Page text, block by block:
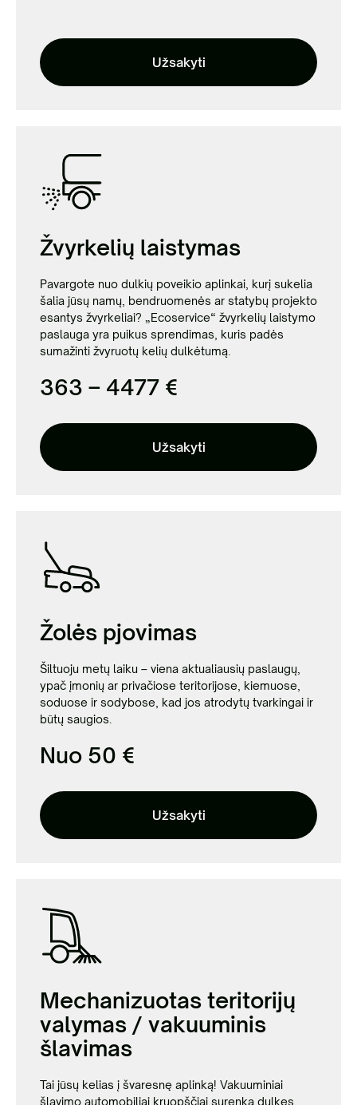
Užsakyti
Žvyrkelių laistymas
Pavargote nuo dulkių poveikio aplinkai, kurį sukelia
šalia jūsų namų, bendruomenės ar statybų projekto
esantys žvyrkeliai? „Ecoservice“ žvyrkelių laistymo
paslauga yra puikus sprendimas, kuris padės
sumažinti žvyruotų kelių dulkėtumą.
363 – 4477 €
Užsakyti
Žolės pjovimas
Šiltuoju metų laiku – viena aktualiausių paslaugų,
ypač įmonių ar privačiose teritorijose, kiemuose,
soduose ir sodybose, kad jos atrodytų tvarkingai ir
būtų saugios.
Nuo 50 €
Užsakyti
Mechanizuotas teritorijų
valymas / vakuuminis
šlavimas
Tai jūsų kelias į švaresnę aplinką! Vakuuminiai
šlavimo automobiliai kruopščiai surenka dulkes,